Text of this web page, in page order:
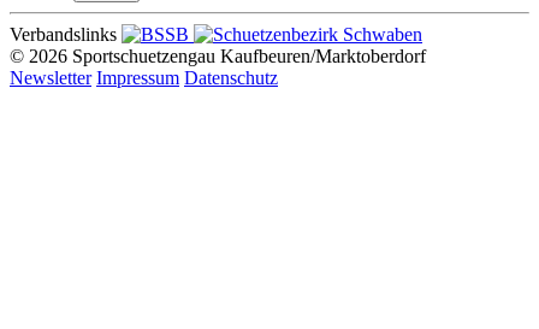
Verbandslinks
© 2026 Sportschuetzengau Kaufbeuren/Marktoberdorf
Newsletter Impressum Datenschutz